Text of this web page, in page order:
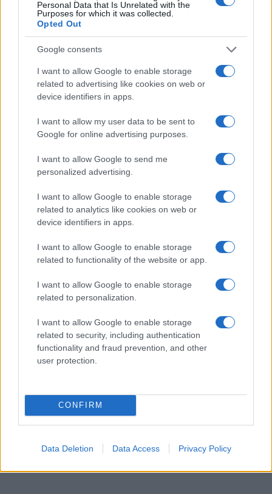
Personal Data that Is Unrelated with the
Purposes for which it was collected.
Opted Out
Google consents
I want to allow Google to enable storage
related to advertising like cookies on web or
device identifiers in apps.
I want to allow my user data to be sent to
Google for online advertising purposes.
I want to allow Google to send me
personalized advertising.
I want to allow Google to enable storage
related to analytics like cookies on web or
device identifiers in apps.
I want to allow Google to enable storage
related to functionality of the website or app.
I want to allow Google to enable storage
related to personalization.
I want to allow Google to enable storage
related to security, including authentication
functionality and fraud prevention, and other
user protection.
CONFIRM
Data Deletion Data Access Privacy Policy
Προήχθη σε Αστυνομικό Υποδιευθυντή ο
Διοικητής της Τροχαίας Πτολεμαΐδας Σπύρος
ΠΕΡΙΣΣΌΤΕΡΑ